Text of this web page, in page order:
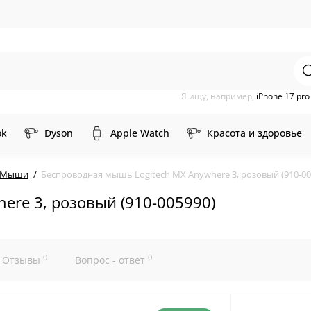
Я ищу, например, iPhone 17
Dyson Apple Watch Красота и здоровье
Мыши Беспроводная мышь Logitech MX Anywhere 3, розовый (910-
3, розовый (910-005990)
Отзывы 0 Вопрос - ответ 0